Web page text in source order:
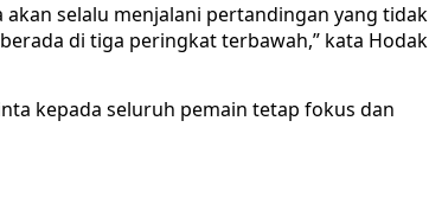
selalu menjalani pertandingan yang tidak
di tiga peringkat terbawah,” kata Hodak
kepada seluruh pemain tetap fokus dan